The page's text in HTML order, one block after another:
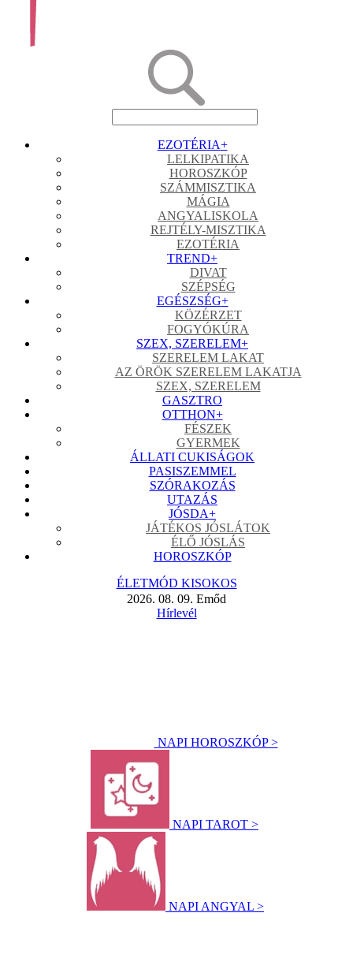
EZOTÉRIA+
LELKIPATIKA
HOROSZKÓP
SZÁMMISZTIKA
MÁGIA
ANGYALISKOLA
REJTÉLY-MISZTIKA
EZOTÉRIA
TREND+
DIVAT
SZÉPSÉG
EGÉSZSÉG+
KÖZÉRZET
FOGYÓKÚRA
SZEX, SZERELEM+
SZERELEM LAKAT
AZ ÖRÖK SZERELEM LAKATJA
SZEX, SZERELEM
GASZTRO
OTTHON+
FÉSZEK
GYERMEK
ÁLLATI CUKISÁGOK
PASISZEMMEL
SZÓRAKOZÁS
UTAZÁS
JÓSDA+
JÁTÉKOS JÓSLÁTOK
ÉLŐ JÓSLÁS
HOROSZKÓP
ÉLETMÓD KISOKOS
2026. 08. 09. Emőd
Hírlevél
NAPI HOROSZKÓP >
NAPI TAROT >
NAPI ANGYAL >